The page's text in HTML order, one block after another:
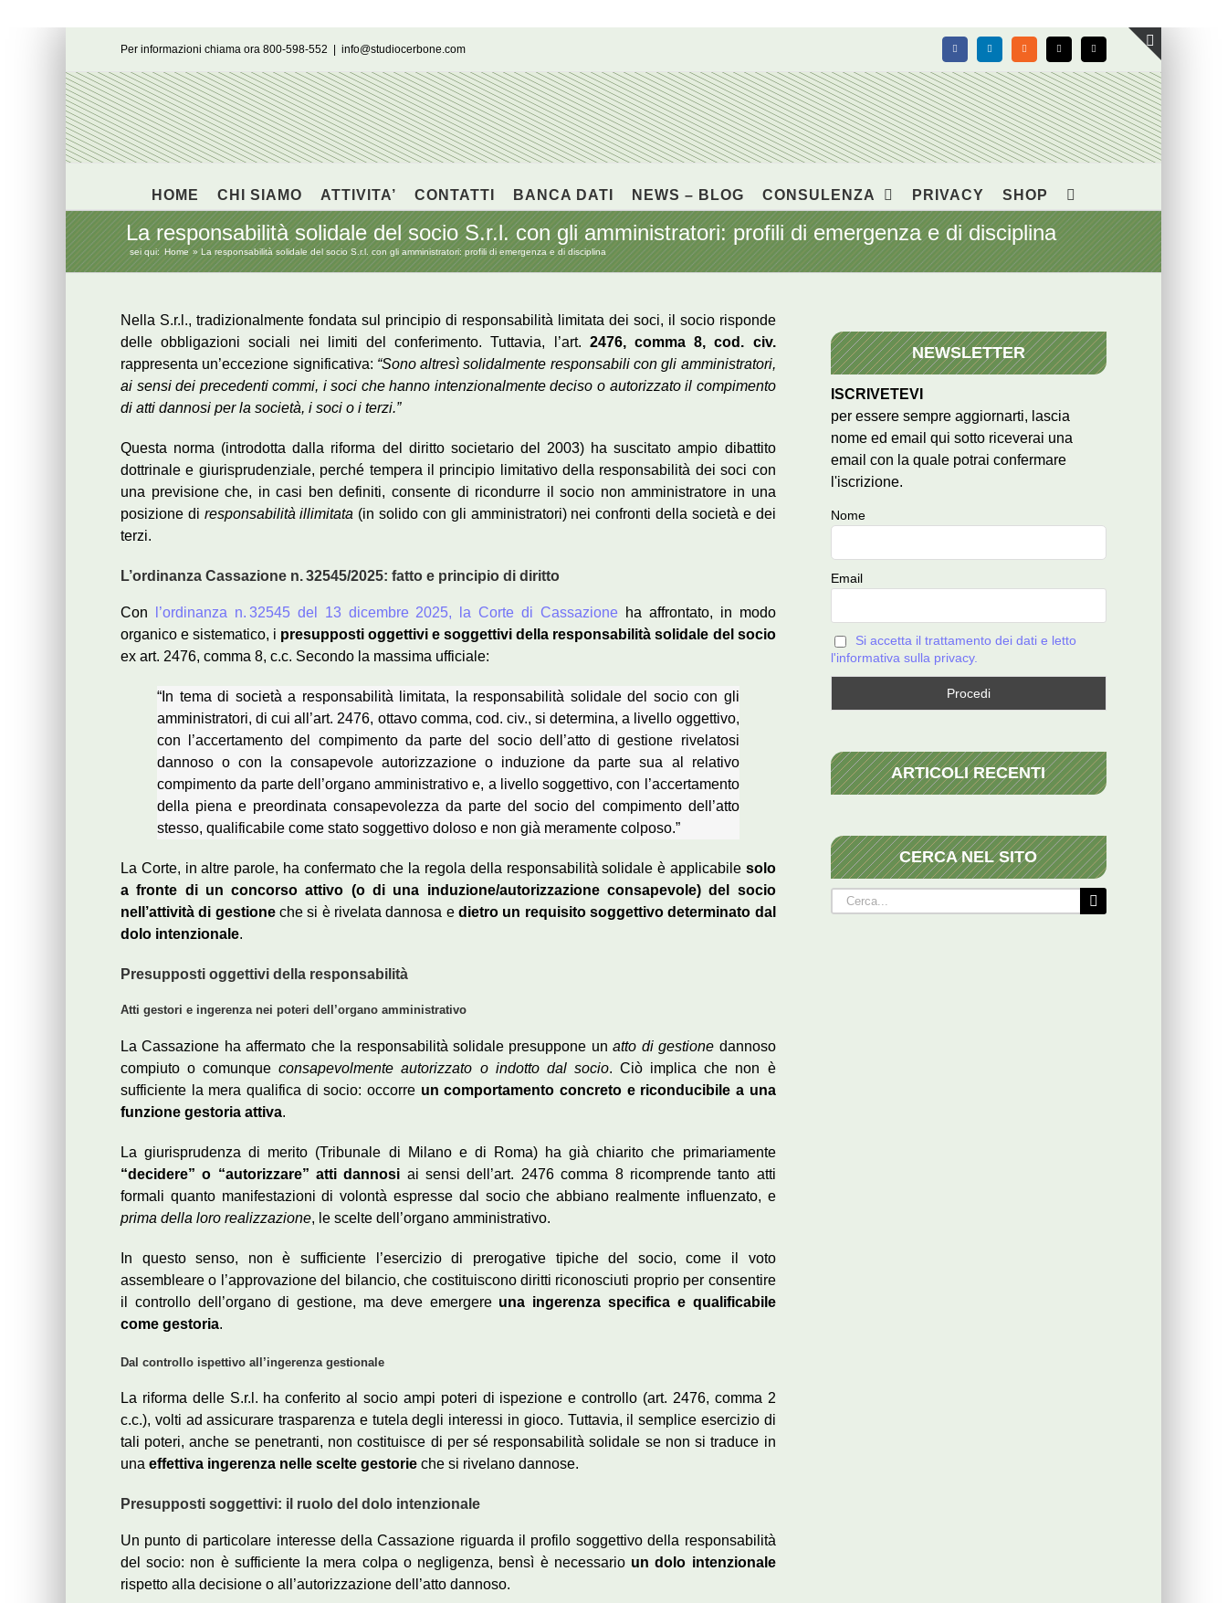
Per informazioni chiama ora 800-598-552 info@studiocerbone.com FacebookLinkedIn Rss X Email
HOME CHI SIAMO ATTIVITA’ CONTATTI BANCA DATI NEWS – BLOG CONSULENZA PRIVACY SHOP
La responsabilità solidale del socio S.r.l. con gli amministratori: profili di emergenza e di disciplina
sei qui: Home La responsabilità solidale del socio S.r.l. con gli amministratori: profili di emergenza e di disciplina
Nella S.r.l., tradizionalmente fondata sul principio di responsabilità limitata dei soci, il socio risponde
delle obbligazioni sociali nei limiti del conferimento. Tuttavia, l’art. 2476, comma 8, cod. civ.
rappresenta un’eccezione significativa: “Sono altresì solidalmente responsabili con gli amministratori,
ai sensi dei precedenti commi, i soci che hanno intenzionalmente deciso o autorizzato il compimento
di atti dannosi per la società, i soci o i terzi.”
Questa norma (introdotta dalla riforma del diritto societario del 2003) ha suscitato ampio dibattito
dottrinale e giurisprudenziale, perché tempera il principio limitativo della responsabilità dei soci con
una previsione che, in casi ben definiti, consente di ricondurre il socio non amministratore in una
posizione di responsabilità illimitata (in solido con gli amministratori) nei confronti della società e dei
terzi.
L’ordinanza Cassazione n. 32545/2025: fatto e principio di diritto
Con l’ordinanza n. 32545 del 13 dicembre 2025, la Corte di Cassazione ha affrontato, in modo
organico e sistematico, i presupposti oggettivi e soggettivi della responsabilità solidale del socio
ex art. 2476, comma 8, c.c. Secondo la massima ufficiale:
“In tema di società a responsabilità limitata, la responsabilità solidale del socio con gli
amministratori, di cui all’art. 2476, ottavo comma, cod. civ., si determina, a livello oggettivo,
con l’accertamento del compimento da parte del socio dell’atto di gestione rivelatosi
dannoso o con la consapevole autorizzazione o induzione da parte sua al relativo
compimento da parte dell’organo amministrativo e, a livello soggettivo, con l’accertamento
della piena e preordinata consapevolezza da parte del socio del compimento dell’atto
stesso, qualificabile come stato soggettivo doloso e non già meramente colposo.”
La Corte, in altre parole, ha confermato che la regola della responsabilità solidale è applicabile solo
a fronte di un concorso attivo (o di una induzione/autorizzazione consapevole) del socio
nell’attività di gestioneche si è rivelata dannosa e dietro un requisito soggettivo determinato dal
dolo intenzionale.
Presupposti oggettivi della responsabilità
Atti gestori e ingerenza nei poteri dell’organo amministrativo
La Cassazione ha affermato che la responsabilità solidale presuppone unatto di gestione dannoso
compiuto o comunqueconsapevolmente autorizzato o indotto dal socio. Ciò implica che non è
sufficiente la mera qualifica di socio: occorre un comportamento concreto e riconducibile a una
funzione gestoria attiva.
La giurisprudenza di merito (Tribunale di Milano e di Roma) ha già chiarito che primariamente
“decidere” o “autorizzare” atti dannosi ai sensi dell’art. 2476 comma 8 ricomprende tanto atti
formali quanto manifestazioni di volontà espresse dal socio che abbiano realmente influenzato, e
prima della loro realizzazione, le scelte dell’organo amministrativo.
In questo senso, non è sufficiente l’esercizio di prerogative tipiche del socio, come il voto
assembleare o l’approvazione del bilancio, che costituiscono diritti riconosciuti proprio per consentire
il controllo dell’organo di gestione, ma deve emergere una ingerenza specifica e qualificabile
come gestoria.
Dal controllo ispettivo all’ingerenza gestionale
La riforma delle S.r.l. ha conferito al socio ampi poteri di ispezione e controllo (art. 2476, comma 2
c.c.), volti ad assicurare trasparenza e tutela degli interessi in gioco. Tuttavia, il semplice esercizio di
tali poteri, anche se penetranti, non costituisce di per sé responsabilità solidale se non si traduce in
una effettiva ingerenza nelle scelte gestorie che si rivelano dannose.
Presupposti soggettivi: il ruolo del dolo intenzionale
Un punto di particolare interesse della Cassazione riguarda il profilo soggettivo della responsabilità
del socio: non è sufficiente la mera colpa o negligenza, bensì è necessario un dolo intenzionale
rispetto alla decisione o all’autorizzazione dell’atto dannoso.
NEWSLETTER
ISCRIVETEVI
per essere sempre aggiornarti, lascia
nome ed email qui sotto riceverai una
email con la quale potrai confermare
l'iscrizione.
Nome
Email
Si accetta il trattamento dei dati e letto
l'informativa sulla privacy.
ARTICOLI RECENTI
CERCA NEL SITO
Cerca
per:
Toggle
area
barra
scorrevole